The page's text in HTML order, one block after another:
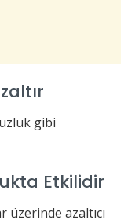
gibi
Etkilidir
azaltıcı